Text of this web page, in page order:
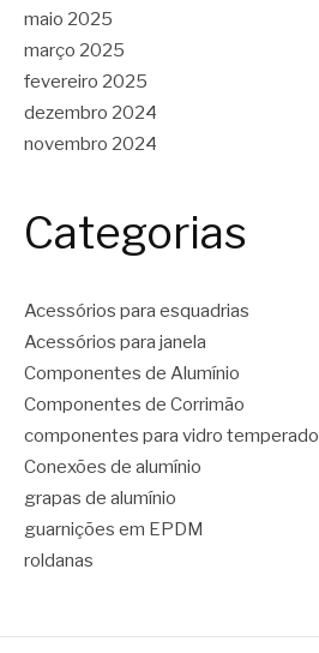
maio 2025
março 2025
fevereiro 2025
dezembro 2024
novembro 2024
Categorias
Acessórios para esquadrias
Acessórios para janela
Componentes de Alumínio
Componentes de Corrimão
componentes para vidro temperado
Conexões de alumínio
grapas de alumínio
guarnições em EPDM
roldanas